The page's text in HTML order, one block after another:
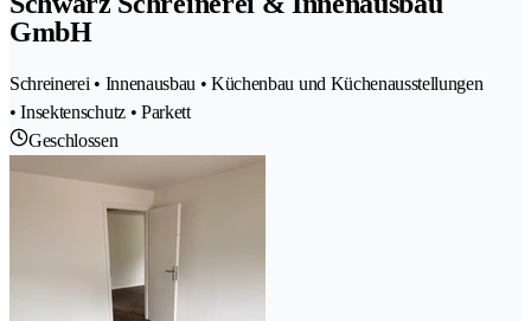
GmbH
Schreinerei • Innenausbau • Küchenbau und Küchenausstellungen
• Insektenschutz • Parkett
Geschlossen